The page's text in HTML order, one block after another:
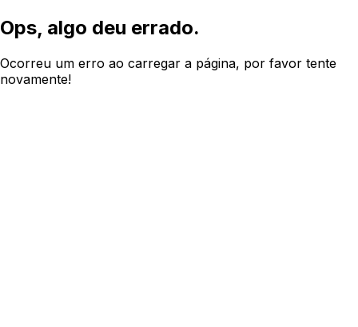
Ops, algo deu errado.
Ocorreu um erro ao carregar a página, por favor tente
novamente!